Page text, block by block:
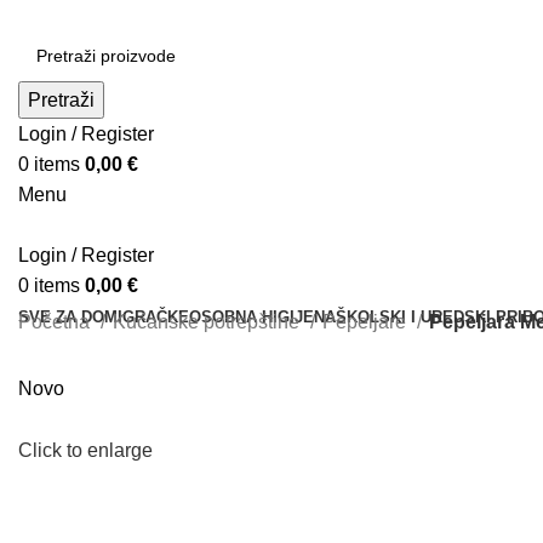
Pretraži
Login / Register
0 items 0,00 €
Menu
Login / Register
0 items 0,00 €
SVE ZA DOMIGRAČKEOSOBNA HIGIJENAŠKOLSKI I UREDSKI
Početna Kućanske potrepštine Pepeljare Pepeljara
Novo
Click to enlarge